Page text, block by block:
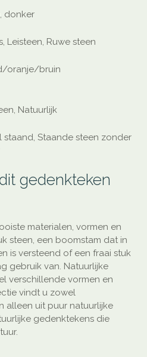
donker
Leisteen, Ruwe steen
oranje/bruin
Natuurlijk
staand, Staande steen zonder
gedenkteken
materialen, vormen en
steen, een boomstam dat in
is versteend of een fraai stuk
gebruik van. Natuurlijke
verschillende vormen en
vindt u zowel
alleen uit puur natuurlijke
gedenktekens die